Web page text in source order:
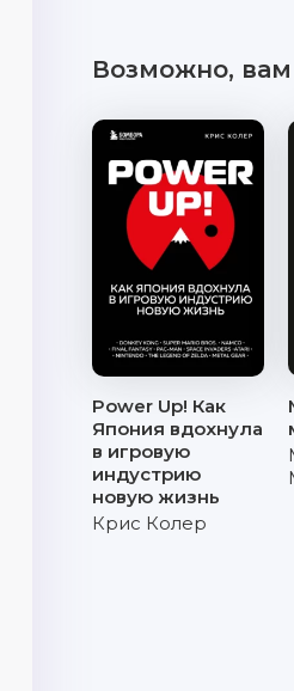
Возможно,
Power Up! Как
Япония вдохнула
в игровую
индустрию
новую жизнь
Крис Колер